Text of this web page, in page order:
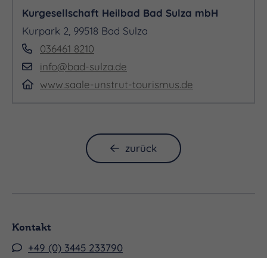
Kurgesellschaft Heilbad Bad Sulza mbH
Kurpark 2, 99518 Bad Sulza
036461 8210
info@bad-sulza.de
www.saale-unstrut-tourismus.de
zurück
Kontakt
+49 (0) 3445 233790